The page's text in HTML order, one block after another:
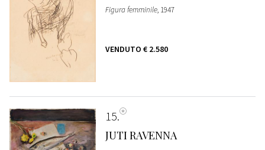
Figura femminile, 1947
VENDUTO € 2.580
15
JUTI RAVENNA